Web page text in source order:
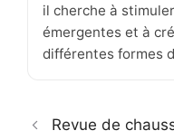
il cherche à
émergentes et à
différentes formes
Revue de